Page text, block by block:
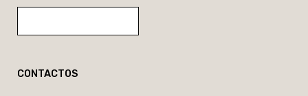
CONTACTOS